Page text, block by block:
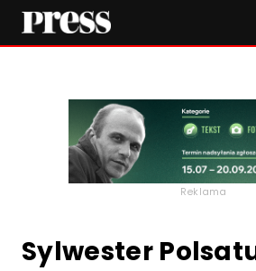
Reklama
Sylwester